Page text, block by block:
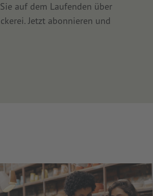
auf dem Laufenden über
Jetzt abonnieren und